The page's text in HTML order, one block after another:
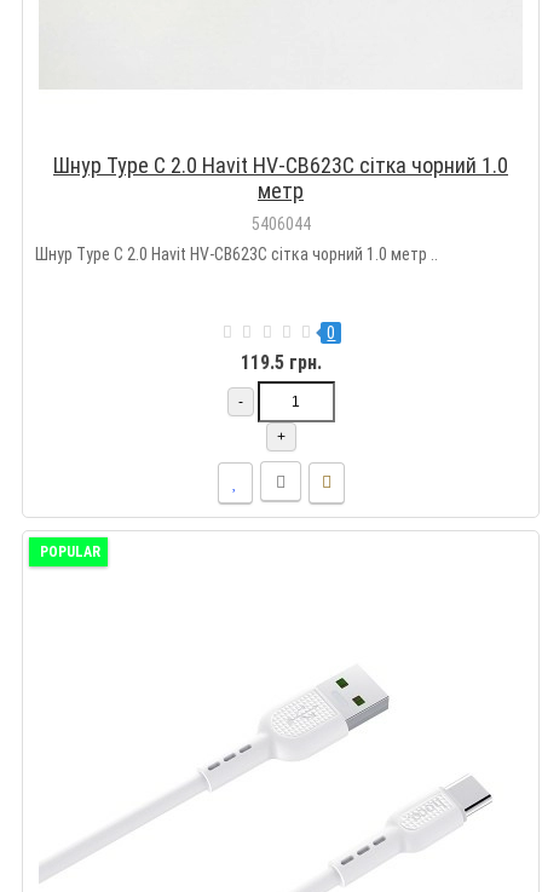
Шнур Type C 2.0 Havit HV-CB623C сітка чорний 1.0
метр
5406044
Шнур Type C 2.0 Havit HV-CB623C сітка чорний 1.0 метр ..
0
119.5 грн.
-
+
POPULAR